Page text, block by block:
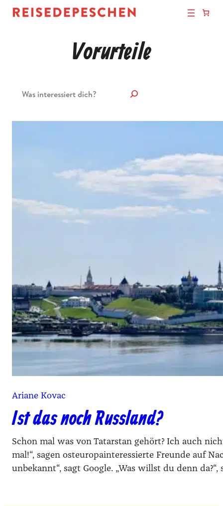
Vorurteile
Ariane Kovac
Ist das noch Russland?
Schon mal was von Tatarstan gehört? Ich auch
mal!“, sagen osteuropainteressierte Freunde auf
unbekannt“, sagt Google. „Was willst du denn da?“,